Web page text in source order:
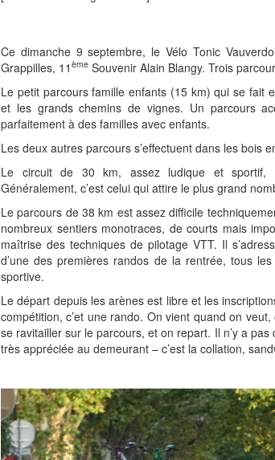
Ce dimanche 9 septembre, le Vélo Tonic
Grappilles, 11 ème Souvenir Alain Blangy. Trois
Le petit parcours famille enfants (15 km) qui se fait
et les grands chemins de vignes. Un parcours
parfaitement à des familles avec enfants.
Les deux autres parcours s’effectuent dans les bois
Le circuit de 30 km, assez ludique et sportif,
Généralement, c’est celui qui attire le plus grand
Le parcours de 38 km est assez difficile
nombreux sentiers monotraces, de courts mais
maîtrise des techniques de pilotage VTT. Il
d’une des premières randos de la rentrée, tous
sportive.
Le départ depuis les arènes est libre et les
compétition, c’et une rando. On vient quand on
se ravitailler sur le parcours, et on repart. Il n’y a
très appréciée au demeurant – c’est la collation,